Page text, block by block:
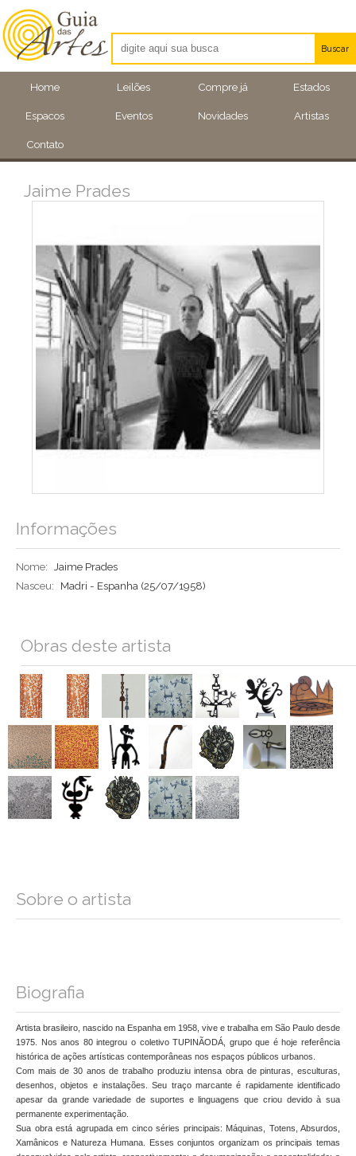
Home Leilões Compre já Estados
Espacos Eventos Novidades Artistas
Contato
Buscar
Artistas
Eventos
Jaime Prades
Informações
Nome: Jaime Prades
Nasceu:
Madri - Espanha (25/07/1958)
Obras deste artista
Sobre o artista
Biografia
Artista brasileiro, nascido na Espanha em 1958, vive e trabalha em São Paulo desde
1975. Nos anos 80 integrou o coletivo TUPINÃODÁ, grupo que é hoje referência
histórica de ações artísticas contemporâneas nos espaços públicos urbanos.
Com mais de 30 anos de trabalho produziu intensa obra de pinturas, esculturas,
desenhos, objetos e instalações. Seu traço marcante é rapidamente identificado
apesar da grande variedade de suportes e linguagens que criou devido à sua
permanente experimentação.
Sua obra está agrupada em cinco séries principais: Máquinas, Totens, Absurdos,
Xamânicos e Natureza Humana. Esses conjuntos organizam os principais temas